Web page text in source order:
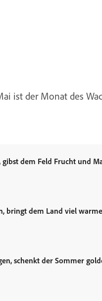
ist der Monat des
gibst dem Feld Frucht und
bringt dem Land viel
schenkt der Sommer